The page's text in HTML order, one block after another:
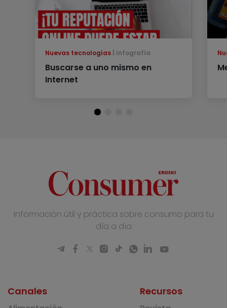
Nuevas tecnologías Infografía
Buscarse a uno mismo en
Internet
Información útil y práctica sobre consumo para tu
día a día
Canales Recursos